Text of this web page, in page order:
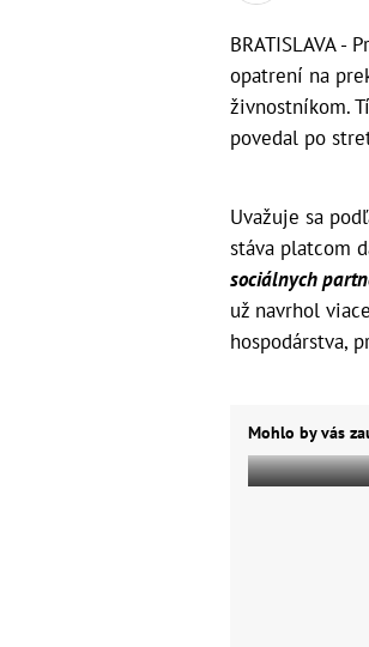
BRATISLAVA
opatrení na
živnostníkom.
povedal po
Uvažuje sa
stáva platcom
sociálnych
už navrhol
hospodárstva,
Mohlo by vás